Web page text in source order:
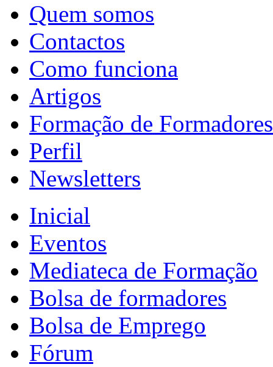
Quem somos
Contactos
Como funciona
Artigos
Formação de Formadores
Perfil
Newsletters
Inicial
Eventos
Mediateca de Formação
Bolsa de formadores
Bolsa de Emprego
Fórum